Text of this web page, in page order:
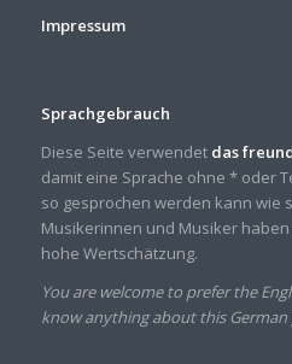
Impressum
Sprachgebrauch
Diese Seite verwendet das
damit eine Sprache ohne * oder
so gesprochen werden kann wie
Musikerinnen und Musiker
hohe Wertschätzung.
You are welcome to prefer the
know anything about this German